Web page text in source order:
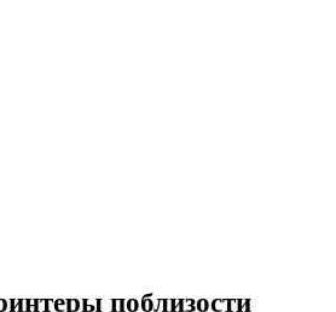
поблизости